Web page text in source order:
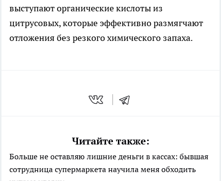
выступают органические кислоты из
цитрусовых, которые эффективно размягчают
отложения без резкого химического запаха.
Читайте также:
Больше не оставляю лишние деньги в кассах: бывшая
сотрудница супермаркета научила меня обходить